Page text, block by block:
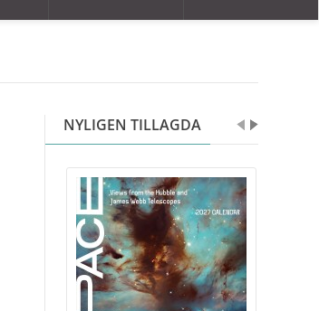
NYLIGEN TILLAGDA